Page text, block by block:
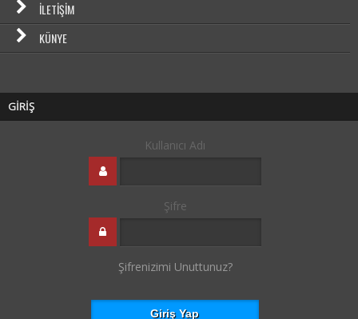
İLETIŞIM
KÜNYE
GİRİŞ
Kullanıcı Adı
Şifre
Şifrenizimi Unuttunuz?